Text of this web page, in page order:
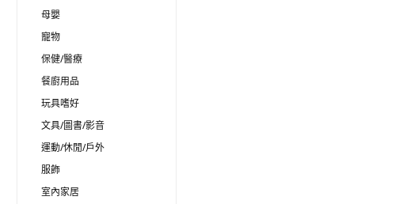
母嬰
寵物
保健/醫療
餐廚用品
玩具嗜好
文具/圖書/影音
運動/休閒/戶外
服飾
室內家居